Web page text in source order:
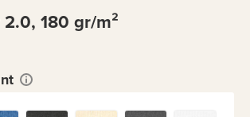
180 gr/m²